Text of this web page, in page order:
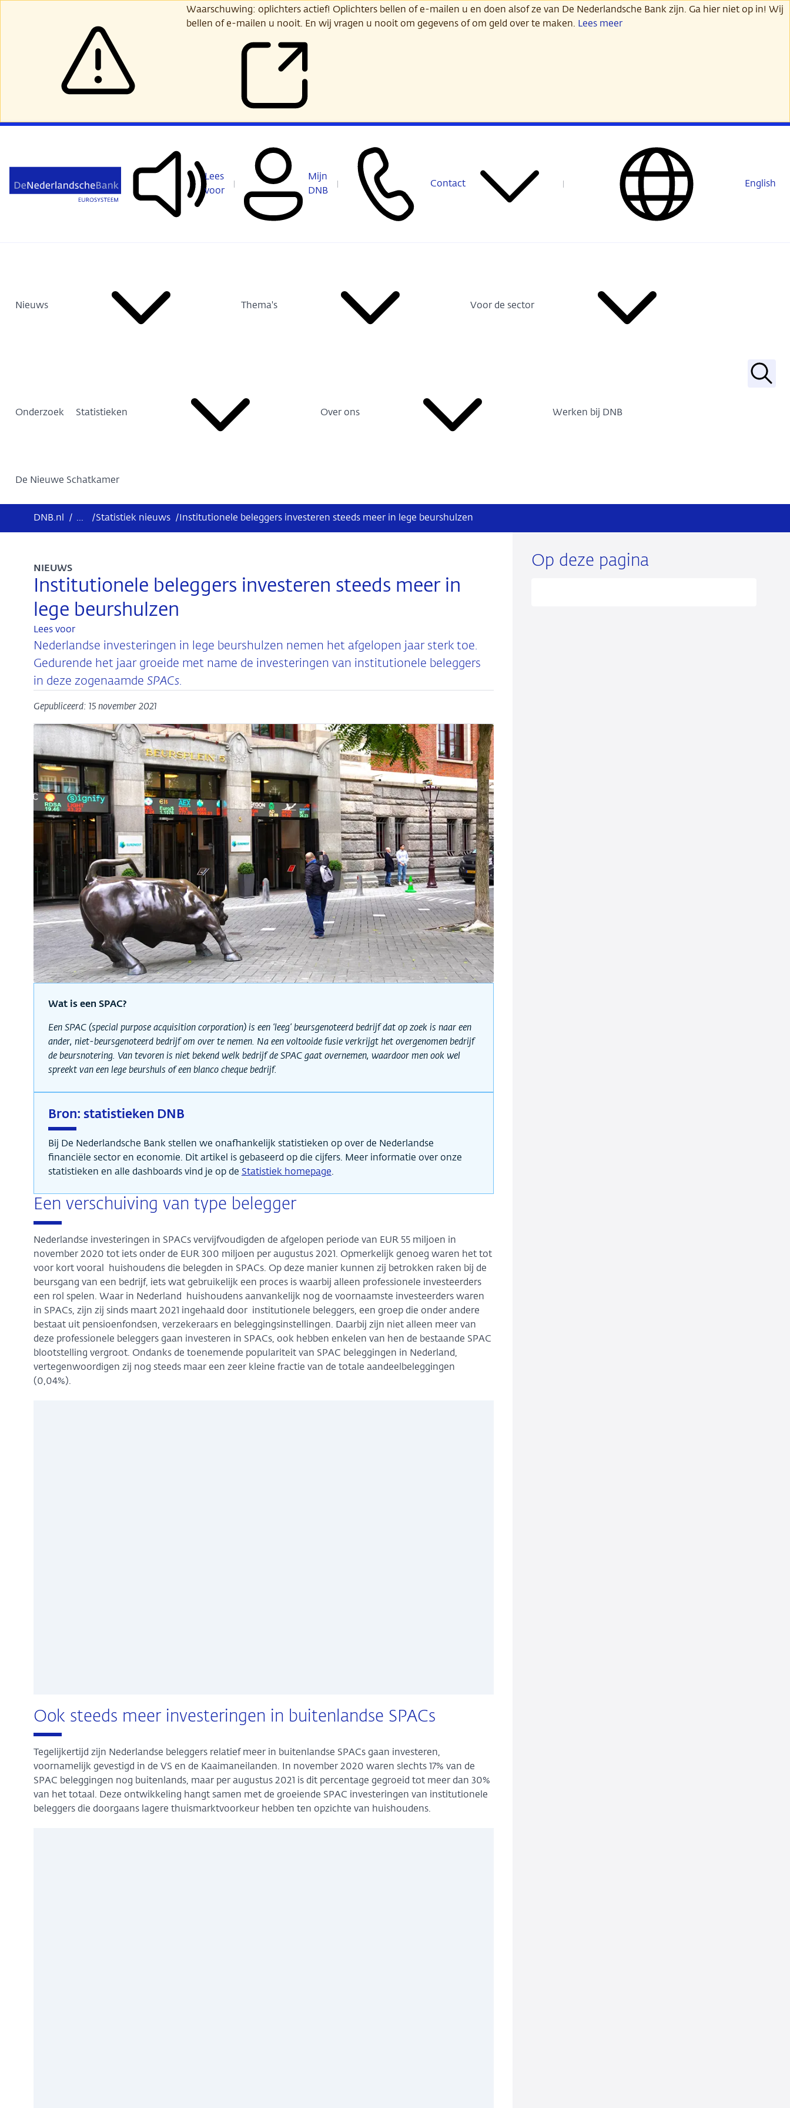
Waarschuwing: oplichters actief! Oplichters bellen of e-mailen u en doen alsof ze van De Nederlandsche Bank zijn. Ga hier niet op in! Wij
bellen of e-mailen u nooit. En wij vragen u nooit om gegevens of om geld over te maken. Lees meer
Lees
voor
Mijn
DNB
Contact English
Nieuws Thema's Voor de sector
Onderzoek Statistieken Over ons Werken bij DNB
De Nieuwe Schatkamer
Zoek
DNB.nl / ... /Statistiek nieuws / Institutionele beleggers investeren steeds meer in lege beurshulzen
Op deze pagina
Institutionele beleggers investeren steeds meer in
lege beurshulzen
NIEUWS
Lees voor
Nederlandse investeringen in lege beurshulzen nemen het afgelopen jaar sterk toe.
Gedurende het jaar groeide met name de investeringen van institutionele beleggers
in deze zogenaamde SPACs.
Gepubliceerd: 15 november 2021
Wat is een SPAC?
Een SPAC (special purpose acquisition corporation) is een ‘leeg’ beursgenoteerd bedrijf dat op zoek is naar een
ander, niet-beursgenoteerd bedrijf om over te nemen. Na een voltooide fusie verkrijgt het overgenomen bedrijf
de beursnotering. Van tevoren is niet bekend welk bedrijf de SPAC gaat overnemen, waardoor men ook wel
spreekt van een lege beurshuls of een blanco cheque bedrijf.
Bron: statistieken DNB
Bij De Nederlandsche Bank stellen we onafhankelijk statistieken op over de Nederlandse
financiële sector en economie. Dit artikel is gebaseerd op die cijfers. Meer informatie over onze
statistieken en alle dashboards vind je op de Statistiek homepage.
Een verschuiving van type belegger
Nederlandse investeringen in SPACs vervijfvoudigden de afgelopen periode van EUR 55 miljoen in
november 2020 tot iets onder de EUR 300 miljoen per augustus 2021. Opmerkelijk genoeg waren het tot
voor kort vooral huishoudens die belegden in SPACs. Op deze manier kunnen zij betrokken raken bij de
beursgang van een bedrijf, iets wat gebruikelijk een proces is waarbij alleen professionele investeerders
een rol spelen. Waar in Nederland huishoudens aanvankelijk nog de voornaamste investeerders waren
in SPACs, zijn zij sinds maart 2021 ingehaald door institutionele beleggers, een groep die onder andere
bestaat uit pensioenfondsen, verzekeraars en beleggingsinstellingen. Daarbij zijn niet alleen meer van
deze professionele beleggers gaan investeren in SPACs, ook hebben enkelen van hen de bestaande SPAC
blootstelling vergroot. Ondanks de toenemende populariteit van SPAC beleggingen in Nederland,
vertegenwoordigen zij nog steeds maar een zeer kleine fractie van de totale aandeelbeleggingen
(0,04%).
Ook steeds meer investeringen in buitenlandse SPACs
Tegelijkertijd zijn Nederlandse beleggers relatief meer in buitenlandse SPACs gaan investeren,
voornamelijk gevestigd in de VS en de Kaaimaneilanden. In november 2020 waren slechts 17% van de
SPAC beleggingen nog buitenlands, maar per augustus 2021 is dit percentage gegroeid tot meer dan 30%
van het totaal. Deze ontwikkeling hangt samen met de groeiende SPAC investeringen van institutionele
beleggers die doorgaans lagere thuismarktvoorkeur hebben ten opzichte van huishoudens.